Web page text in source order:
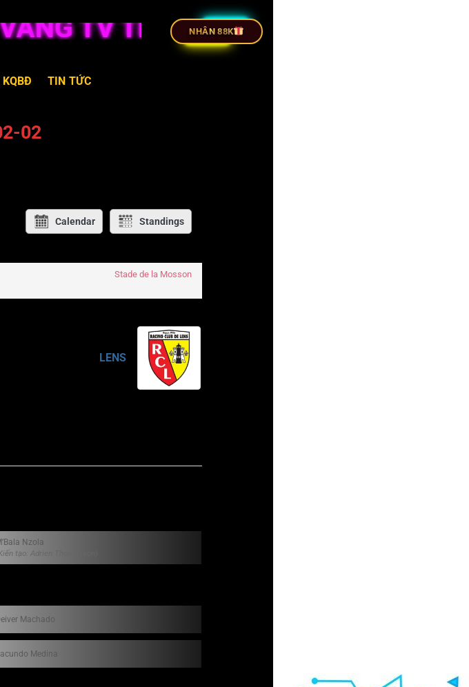
TV TRỰC TIẾP BÓNG ĐÁ
NHÂN 88K
KQBĐ TIN TỨC
02
Calendar Standings
Stade de la Mosson
LENS
Nzola
tạo: Adrien Thomasson)
Machado
Medina